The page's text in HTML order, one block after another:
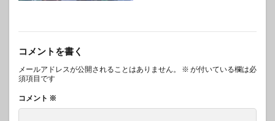
コメントを書く
メールアドレスが公開されることはありません。 ※ が付いている欄は必
須項目です
コメント ※